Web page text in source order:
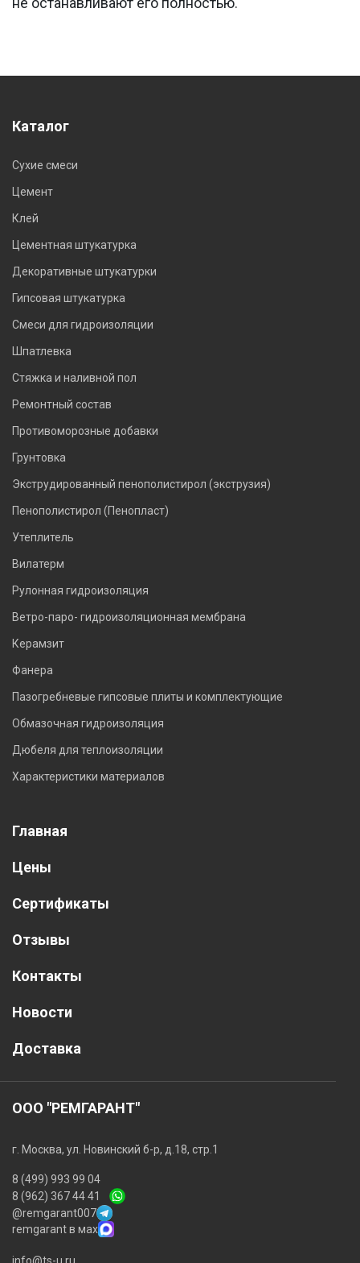
Каталог
Сухие смеси
Цемент
Клей
Цементная штукатурка
Декоративные штукатурки
Гипсовая штукатурка
Смеси для гидроизоляции
Шпатлевка
Стяжка и наливной пол
Ремонтный состав
Противоморозные добавки
Грунтовка
Экструдированный пенополистирол (экструзия)
Пенополистирол (Пенопласт)
Утеплитель
Вилатерм
Рулонная гидроизоляция
Ветро-паро- гидроизоляционная мембрана
Керамзит
Фанера
Пазогребневые гипсовые плиты и комплектующие
Обмазочная гидроизоляция
Дюбеля для теплоизоляции
Характеристики материалов
Главная
Цены
Сертификаты
Отзывы
Контакты
Новости
Доставка
ООО "РЕМГАРАНТ"
г. Москва, ул. Новинский б-р, д.18, стр.1
8 (499) 993 99 04
8 (962) 367 44 41
@remgarant007
remgarant в мах